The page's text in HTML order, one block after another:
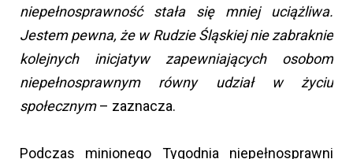
niepełnosprawność stała się mniej uciążliwa.
Jestem pewna, że w Rudzie Śląskiej nie zabraknie
kolejnych inicjatyw zapewniających osobom
niepełnosprawnym równy udział w życiu
społecznym– zaznacza.
Podczas minionego Tygodnia niepełnosprawni